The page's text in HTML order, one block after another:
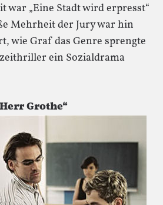
war „Eine Stadt wird erpresst“
Mehrheit der Jury war hin
wie Graf das Genre sprengte
ein Sozialdrama
Grothe“